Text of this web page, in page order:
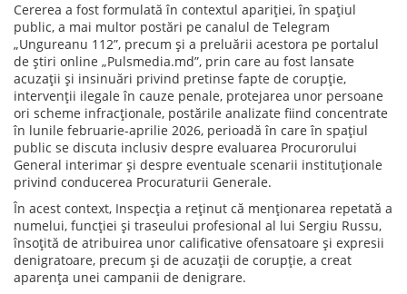
Cererea a fost formulată în contextul apariției, în spațiul
public, a mai multor postări pe canalul de Telegram
„Ungureanu 112”, precum și a preluării acestora pe portalul
de știri online „Pulsmedia.md”, prin care au fost lansate
acuzații și insinuări privind pretinse fapte de corupție,
intervenții ilegale în cauze penale, protejarea unor persoane
ori scheme infracționale, postările analizate fiind concentrate
în lunile februarie-aprilie 2026, perioadă în care în spațiul
public se discuta inclusiv despre evaluarea Procurorului
General interimar și despre eventuale scenarii instituționale
privind conducerea Procuraturii Generale.
În acest context, Inspecția a reținut că menționarea repetată a
numelui, funcției și traseului profesional al lui Sergiu Russu,
însoțită de atribuirea unor calificative ofensatoare și expresii
denigratoare, precum și de acuzații de corupție, a creat
aparența unei campanii de denigrare.